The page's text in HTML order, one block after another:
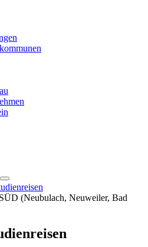
(Neubulach, Neuweiler, Bad